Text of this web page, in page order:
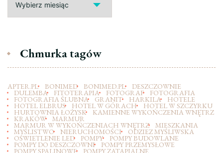
Chmurka tagów
APTER.PL BONIMED BONIMED.PL DESZCZOWNIE
DULEMBA FITOTERAPIA FOTOGRAF FOTOGRAFIA
FOTOGRAFIA ŚLUBNA GRANIT HARKILA HOTELE
HOTEL ELBRUS HOTEL W GÓRACH HOTEL W SZCZYRKU
HURTOWNIA ŁOŻYSK KAMIENNE WYKOŃCZENIA WNĘTRZ
KRAKÓW MARMUR
MARMUR W WYKOŃCZENIACH WNĘTRZ MIESZKANIA
MYŚLISTWO NIERUCHOMOŚCI ODZIEZ MYŚLIWSKA
OŚWIETLENIE LED POMPY POMPY BUDOWLANE
POMPY DO DESZCZOWNI POMPY PRZEMYSŁOWE
POMPY SPALINOWE POMPY ZATAPIALNE